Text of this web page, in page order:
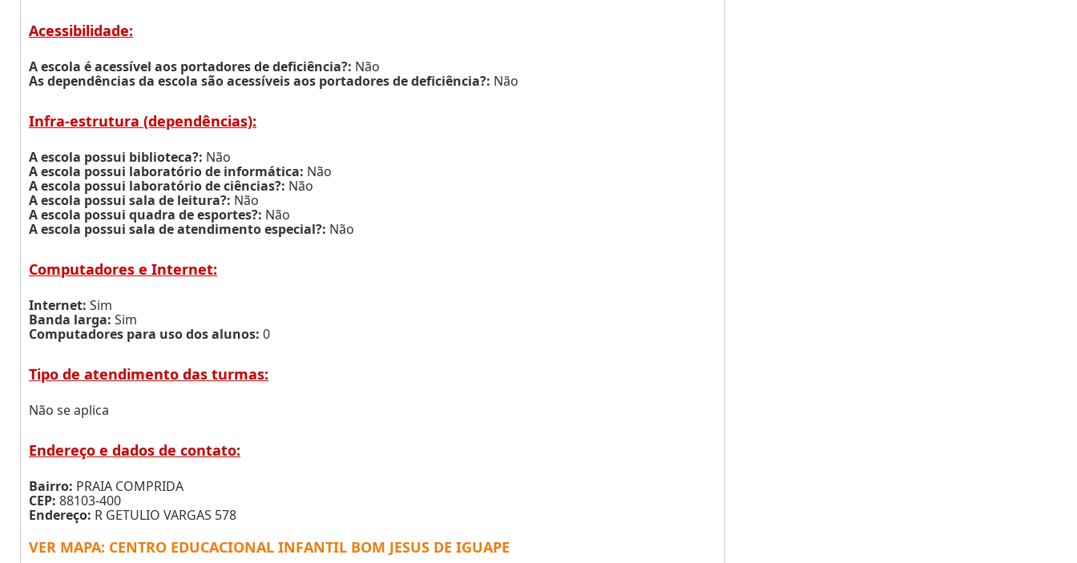
Acessibilidade:
A escola é acessível aos portadores de deficiência?: Não
As dependências da escola são acessíveis aos portadores de deficiência?: Não
Infra-estrutura (dependências):
A escola possui biblioteca?: Não
A escola possui laboratório de informática: Não
A escola possui laboratório de ciências?: Não
A escola possui sala de leitura?: Não
A escola possui quadra de esportes?: Não
A escola possui sala de atendimento especial?: Não
Computadores e Internet:
Internet: Sim
Banda larga: Sim
Computadores para uso dos alunos: 0
Tipo de atendimento das turmas:
Não se aplica
Endereço e dados de contato:
Bairro: PRAIA COMPRIDA
CEP: 88103-400
Endereço: R GETULIO VARGAS 578
VER MAPA: CENTRO EDUCACIONAL INFANTIL BOM JESUS DE IGUAPE